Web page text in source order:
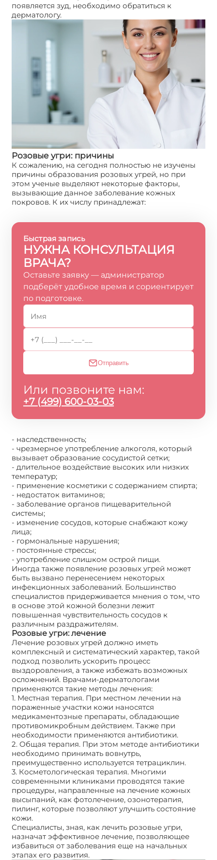
появляется зуд, необходимо обратиться к
дерматологу.
Розовые угри: причины
К сожалению, на сегодня полностью не изучены
причины образования розовых угрей, но при
этом ученые выделяют некоторые факторы,
вызывающие данное заболевание кожных
покровов. К их числу принадлежат:
Быстрая запись
НУЖНА КОНСУЛЬТАЦИЯ
ВРАЧА?
Оставьте заявку — администратор
подберёт удобное время и сориентирует
по подготовке.
Отправить
Или позвоните нам:
+7 (499) 600-03-03
- наследственность;
- чрезмерное употребление алкоголя, который
вызывает образование сосудистой сетки;
- длительное воздействие высоких или низких
температур;
- применение косметики с содержанием спирта;
- недостаток витаминов;
- заболевание органов пищеварительной
системы;
- изменение сосудов, которые снабжают кожу
лица;
- гормональные нарушения;
- постоянные стрессы;
- употребление слишком острой пищи.
Иногда также появление розовых угрей может
быть вызвано перенесением некоторых
инфекционных заболеваний. Большинство
специалистов придерживается мнения о том, что
в основе этой кожной болезни лежит
повышенная чувствительность сосудов к
различным раздражителям.
Розовые угри: лечение
Лечение розовых угрей должно иметь
комплексный и систематический характер, такой
подход позволить ускорить процесс
выздоровления, а также избежать возможных
осложнений. Врачами-дерматологами
применяются такие методы лечения:
1. Местная терапия. При местном лечении на
пораженные участки кожи наносятся
медикаментозные препараты, обладающие
противомикробным действием. Также при
необходимости применяются антибиотики.
2. Общая терапия. При этом методе антибиотики
необходимо принимать вовнутрь,
преимущественно используется тетрациклин.
3. Косметологическая терапия. Многими
современными клиниками проводятся такие
процедуры, направленные на лечение кожных
высыпаний, как фотолечение, озонотерапия,
пилинг, которые позволяют улучшить состояние
кожи.
Специалисты, зная, как лечить розовые угри,
назначат эффективное лечение, позволяющее
избавиться от заболевания еще на начальных
этапах его развития.